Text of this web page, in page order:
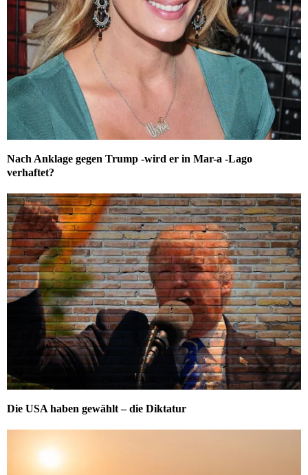
Nach Anklage gegen Trump -wird er in Mar-a -Lago
verhaftet?
Die USA haben gewählt – die Diktatur